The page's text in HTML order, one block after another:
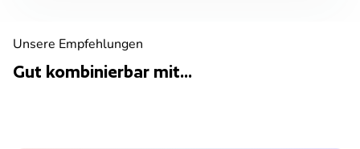
Unsere Empfehlungen
Gut kombinierbar mit...